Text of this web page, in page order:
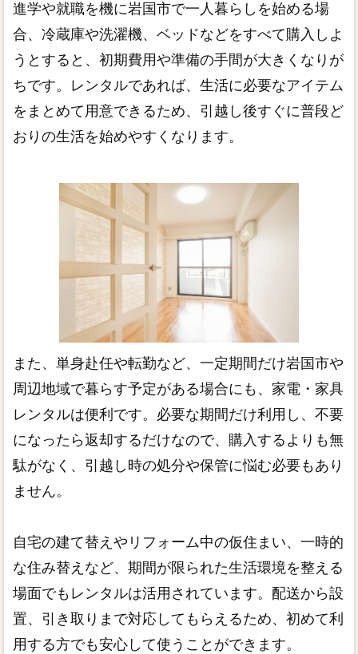
進学や就職を機に岩国市で一人暮らしを始める場
合、冷蔵庫や洗濯機、ベッドなどをすべて購入しよ
うとすると、初期費用や準備の手間が大きくなりが
ちです。レンタルであれば、生活に必要なアイテム
をまとめて用意できるため、引越し後すぐに普段ど
おりの生活を始めやすくなります。
また、単身赴任や転勤など、一定期間だけ岩国市や
周辺地域で暮らす予定がある場合にも、家電・家具
レンタルは便利です。必要な期間だけ利用し、不要
になったら返却するだけなので、購入するよりも無
駄がなく、引越し時の処分や保管に悩む必要もあり
ません。
自宅の建て替えやリフォーム中の仮住まい、一時的
な住み替えなど、期間が限られた生活環境を整える
場面でもレンタルは活用されています。配送から設
置、引き取りまで対応してもらえるため、初めて利
用する方でも安心して使うことができます。